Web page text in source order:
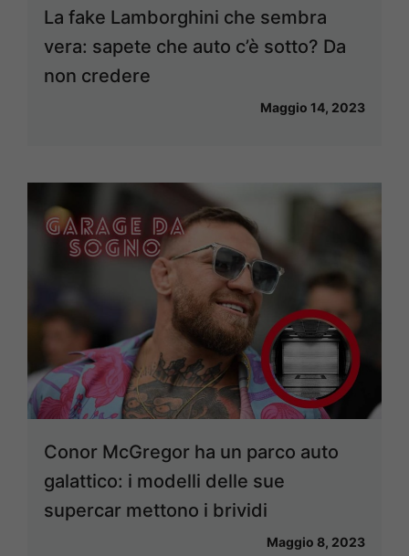
La fake Lamborghini che sembra
vera: sapete che auto c’è sotto? Da
non credere
Maggio 14, 2023
Conor McGregor ha un parco auto
galattico: i modelli delle sue
supercar mettono i brividi
Maggio 8, 2023